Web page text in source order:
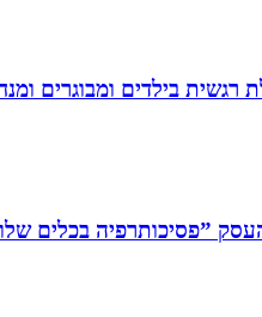
רגשית בילדים ומבוגרים
שלובים”. טיפול פרטני לבוגרים